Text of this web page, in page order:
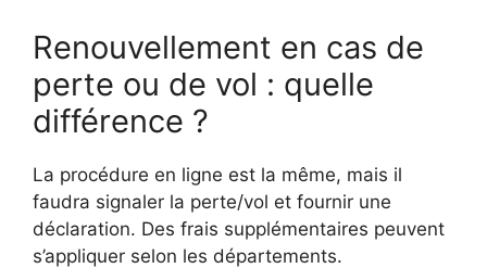
Renouvellement en cas de
perte ou de vol : quelle
différence ?
La procédure en ligne est la même, mais il
faudra signaler la perte/vol et fournir une
déclaration. Des frais supplémentaires peuvent
s’appliquer selon les départements.